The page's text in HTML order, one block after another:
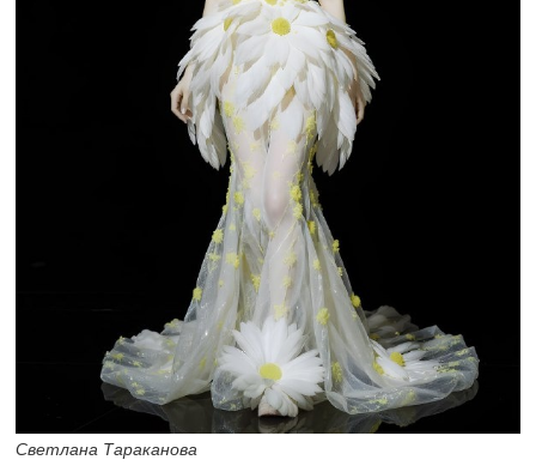
Светлана Тараканова